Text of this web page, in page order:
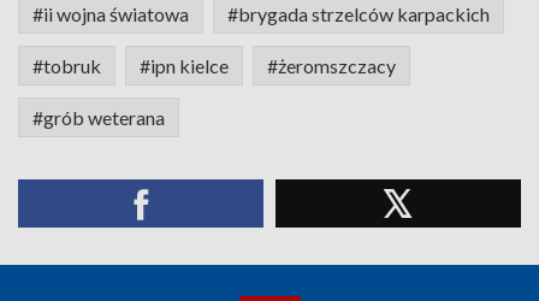
#ii wojna światowa #brygada strzelców karpackich
#tobruk #ipn kielce #żeromszczacy
#grób weterana